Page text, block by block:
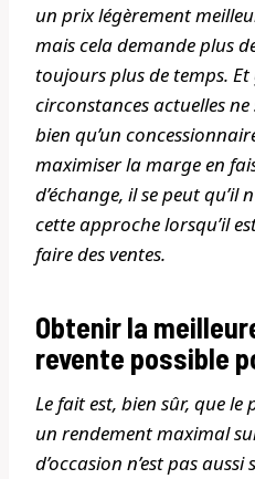
un prix légèrement
mais cela demande plus
toujours plus de temps.
circonstances actuelles
bien qu’un
maximiser la marge en
d’échange, il se peut qu’il
cette approche lorsqu’il
faire des ventes.
Obtenir la
revente possible
Le fait est, bien sûr, que
un rendement maximal
d’occasion n’est pas